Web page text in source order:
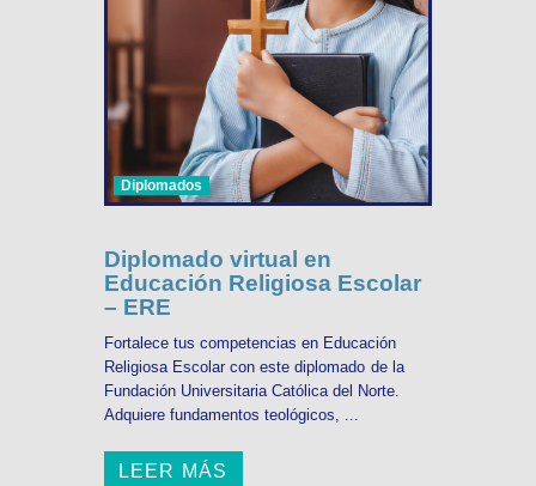
Diplomados
Diplomado virtual en
Educación Religiosa Escolar
– ERE
Fortalece tus competencias en Educación
Religiosa Escolar con este diplomado de la
Fundación Universitaria Católica del Norte.
Adquiere fundamentos teológicos, ...
LEER MÁS